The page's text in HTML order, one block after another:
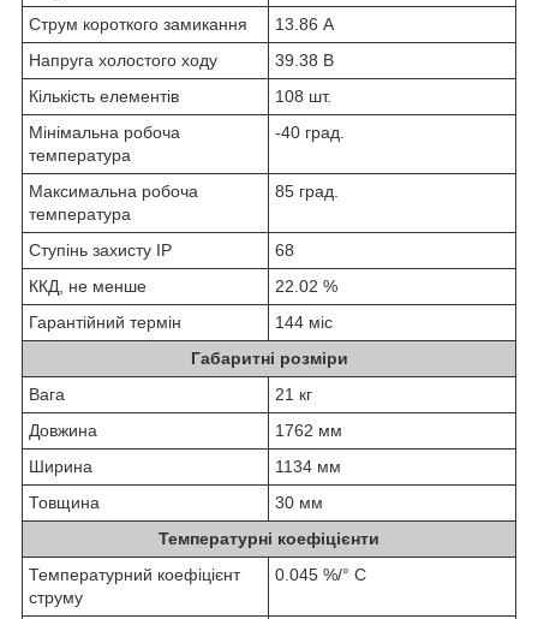
Струм короткого замикання
13.86 А
Напруга холостого ходу
39.38 В
Кількість елементів
108 шт.
Мінімальна робоча
температура
-40 град.
Максимальна робоча
температура
85 град.
Ступінь захисту IP
68
ККД, не менше
22.02 %
Гарантійний термін
144 міс
Габаритні розміри
Вага
21 кг
Довжина
1762 мм
Ширина
1134 мм
Товщина
30 мм
Температурні коефіцієнти
Температурний коефіцієнт
струму
0.045 %/° С